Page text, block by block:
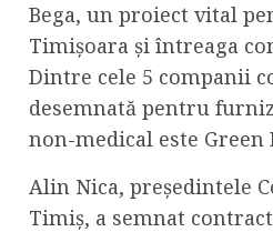
Bega, un proiect vital
Timișoara și întreaga
Dintre cele 5 companii
desemnată pentru
non-medical este Green
Alin Nica, președintele
Timiș, a semnat